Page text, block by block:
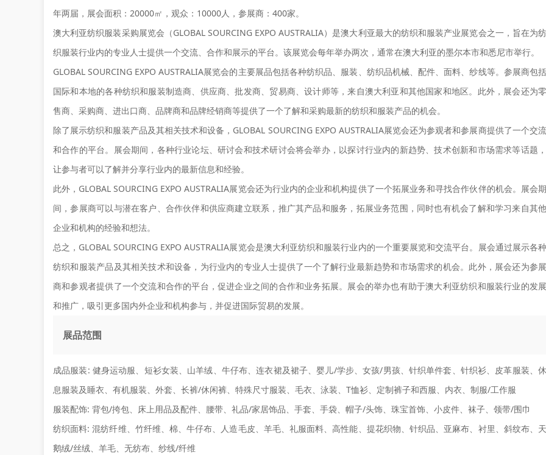
年两届，展会面积：20000㎡，观众：10000人，参展商：400家。
澳大利亚纺织服装采购展览会（GLOBAL SOURCING EXPO AUSTRALIA）是澳大利亚最大的纺织和服装产业展览会之一，旨在为纺
织服装行业内的专业人士提供一个交流、合作和展示的平台。该展览会每年举办两次，通常在澳大利亚的墨尔本市和悉尼市举行。
GLOBAL SOURCING EXPO AUSTRALIA展览会的主要展品包括各种纺织品、服装、纺织品机械、配件、面料、纱线等。参展商包括
国际和本地的各种纺织和服装制造商、供应商、批发商、贸易商、设计师等，来自澳大利亚和其他国家和地区。此外，展会还为零
售商、采购商、进出口商、品牌商和品牌经销商等提供了一个了解和采购最新的纺织和服装产品的机会。
除了展示纺织和服装产品及其相关技术和设备，GLOBAL SOURCING EXPO AUSTRALIA展览会还为参观者和参展商提供了一个交流
和合作的平台。展会期间，各种行业论坛、研讨会和技术研讨会将会举办，以探讨行业内的新趋势、技术创新和市场需求等话题，
让参与者可以了解并分享行业内的最新信息和经验。
此外，GLOBAL SOURCING EXPO AUSTRALIA展览会还为行业内的企业和机构提供了一个拓展业务和寻找合作伙伴的机会。展会期
间，参展商可以与潜在客户、合作伙伴和供应商建立联系，推广其产品和服务，拓展业务范围，同时也有机会了解和学习来自其他
企业和机构的经验和想法。
总之，GLOBAL SOURCING EXPO AUSTRALIA展览会是澳大利亚纺织和服装行业内的一个重要展览和交流平台。展会通过展示各种
纺织和服装产品及其相关技术和设备，为行业内的专业人士提供了一个了解行业最新趋势和市场需求的机会。此外，展会还为参展
商和参观者提供了一个交流和合作的平台，促进企业之间的合作和业务拓展。展会的举办也有助于澳大利亚纺织和服装行业的发展
和推广，吸引更多国内外企业和机构参与，并促进国际贸易的发展。
展品范围
成品服装: 健身运动服、短衫女装、山羊绒、牛仔布、连衣裙及裙子、婴儿/学步、女孩/男孩、针织单件套、针织衫、皮革服装、
息服装及睡衣、有机服装、外套、长裤/休闲裤、特殊尺寸服装、毛衣、泳装、T恤衫、定制裤子和西服、内衣、制服/工作服
服装配饰: 背包/挎包、床上用品及配件、腰带、礼品/家居饰品、手套、手袋、帽子/头饰、珠宝首饰、小皮件、袜子、领带/围巾
纺织面料: 混纺纤维、竹纤维、棉、牛仔布、人造毛皮、羊毛、礼服面料、高性能、提花织物、针织品、亚麻布、衬里、斜纹布、
鹅绒/丝绒、羊毛、无纺布、纱线/纤维